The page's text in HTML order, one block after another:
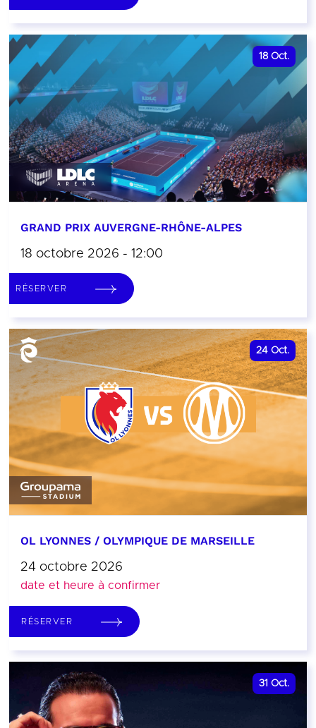
18 Oct.
GRAND PRIX AUVERGNE-RHÔNE-ALPES
18 octobre 2026 - 12:00
RÉSERVER
24 Oct.
OL LYONNES / OLYMPIQUE DE MARSEILLE
24 octobre 2026
date et heure à confirmer
RÉSERVER
31 Oct.